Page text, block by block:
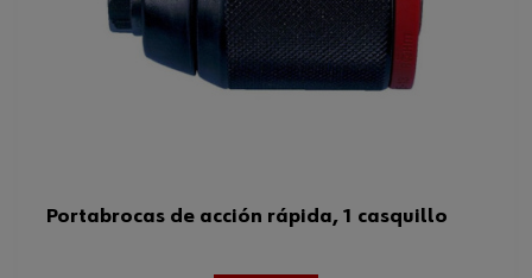
Rango de anchura
mínima/máxima del portabrocas
1-13 mm
Portabrocas de acción rápida, 1 casquillo